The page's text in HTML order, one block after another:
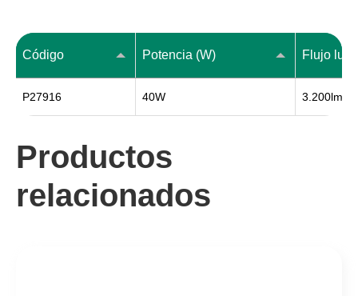
Código Potencia (W) Flujo
P27916 40W 3.200lm
Productos
relacionados